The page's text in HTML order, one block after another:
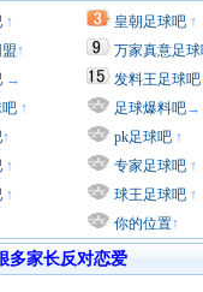
↑
↑
→
↑
↑
↑
↑
皇朝足球吧 ↑
万家真意足
发料王足球吧
足球爆料吧→
pk足球吧 ↑
专家足球吧 ↑
球王足球吧 ↑
你的位置↑
多家长反对恋爱